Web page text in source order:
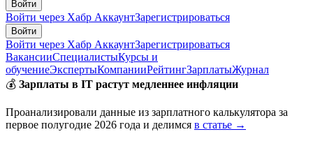
Войти
Войти через Хабр АккаунтЗарегистрироваться
Войти
Войти через Хабр АккаунтЗарегистрироваться
ВакансииСпециалистыКурсы и
обучениеЭкспертыКомпанииРейтингЗарплатыЖурнал
💰 Зарплаты в IT растут медленнее инфляции
Проанализировали данные из зарплатного калькулятора за
первое полугодие 2026 года и делимся в статье →